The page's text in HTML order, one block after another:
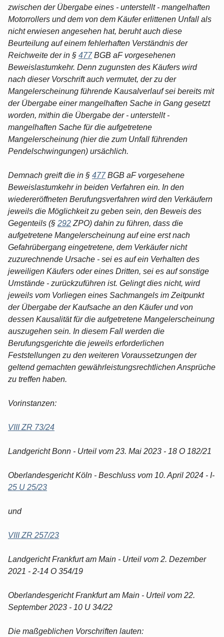
zwischen der Übergabe eines - unterstellt - mangelhaften
Motorrollers und dem von dem Käufer erlittenen Unfall als
nicht erwiesen angesehen hat, beruht auch diese
Beurteilung auf einem fehlerhaften Verständnis der
Reichweite der in § 477BGB aF vorgesehenen
Beweislastumkehr. Denn zugunsten des Käufers wird
nach dieser Vorschrift auch vermutet, der zu der
Mangelerscheinung führende Kausalverlauf sei bereits mit
der Übergabe einer mangelhaften Sache in Gang gesetzt
worden, mithin die Übergabe der - unterstellt -
mangelhaften Sache für die aufgetretene
Mangelerscheinung (hier die zum Unfall führenden
Pendelschwingungen) ursächlich.
Demnach greift die in § 477BGB aF vorgesehene
Beweislastumkehr in beiden Verfahren ein. In den
wiedereröffneten Berufungsverfahren wird den Verkäufern
jeweils die Möglichkeit zu geben sein, den Beweis des
Gegenteils (§ 292 ZPO) dahin zu führen, dass die
aufgetretene Mangelerscheinung auf eine erst nach
Gefahrübergang eingetretene, dem Verkäufer nicht
zuzurechnende Ursache - sei es auf ein Verhalten des
jeweiligen Käufers oder eines Dritten, sei es auf sonstige
Umstände - zurückzuführen ist. Gelingt dies nicht, wird
jeweils vom Vorliegen eines Sachmangels im Zeitpunkt
der Übergabe der Kaufsache an den Käufer und von
dessen Kausalität für die aufgetretene Mangelerscheinung
auszugehen sein. In diesem Fall werden die
Berufungsgerichte die jeweils erforderlichen
Feststellungen zu den weiteren Voraussetzungen der
geltend gemachten gewährleistungsrechtlichen Ansprüche
zu treffen haben.
Vorinstanzen:
VIII ZR 73/24
Landgericht Bonn - Urteil vom 23. Mai 2023 - 18 O 182/21
Oberlandesgericht Köln - Beschluss vom 10. April 2024 - I-
25 U 25/23
und
VIII ZR 257/23
Landgericht Frankfurt am Main - Urteil vom 2. Dezember
2021 - 2-14 O 354/19
Oberlandesgericht Frankfurt am Main - Urteil vom 22.
September 2023 - 10 U 34/22
Die maßgeblichen Vorschriften lauten: